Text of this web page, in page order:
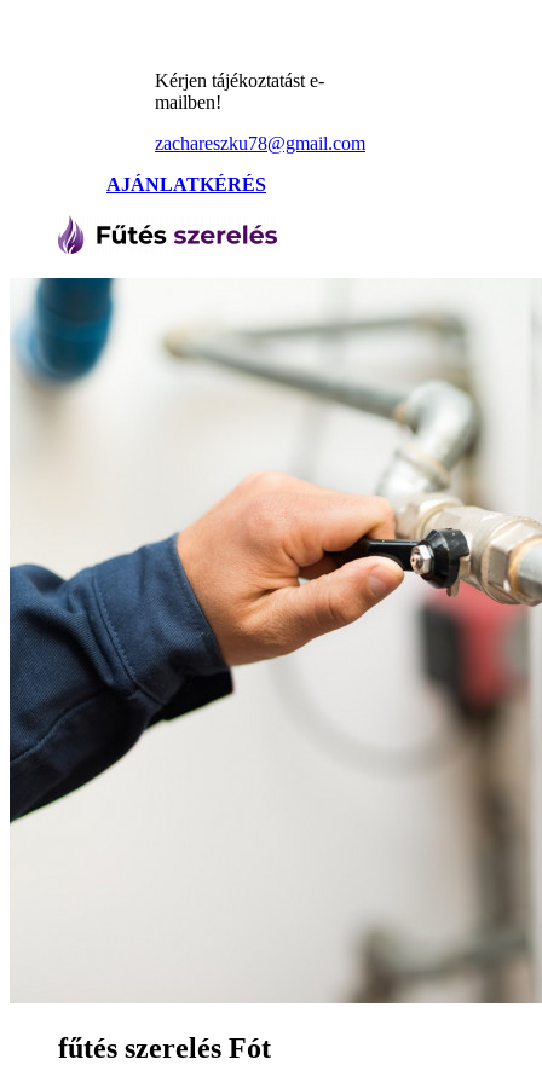
Kérjen tájékoztatást e-
mailben!
zachareszku78@gmail.com
AJÁNLATKÉRÉS
fűtés szerelés Fót